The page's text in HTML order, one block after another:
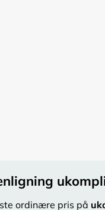
ordinære pris på